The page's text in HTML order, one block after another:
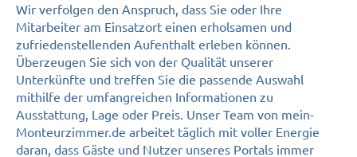
Wir verfolgen den Anspruch, dass Sie oder Ihre
Mitarbeiter am Einsatzort einen erholsamen und
zufriedenstellenden Aufenthalt erleben können.
Überzeugen Sie sich von der Qualität unserer
Unterkünfte und treffen Sie die passende Auswahl
mithilfe der umfangreichen Informationen zu
Ausstattung, Lage oder Preis. Unser Team von mein-
Monteurzimmer.de arbeitet täglich mit voller Energie
daran, dass Gäste und Nutzer unseres Portals immer